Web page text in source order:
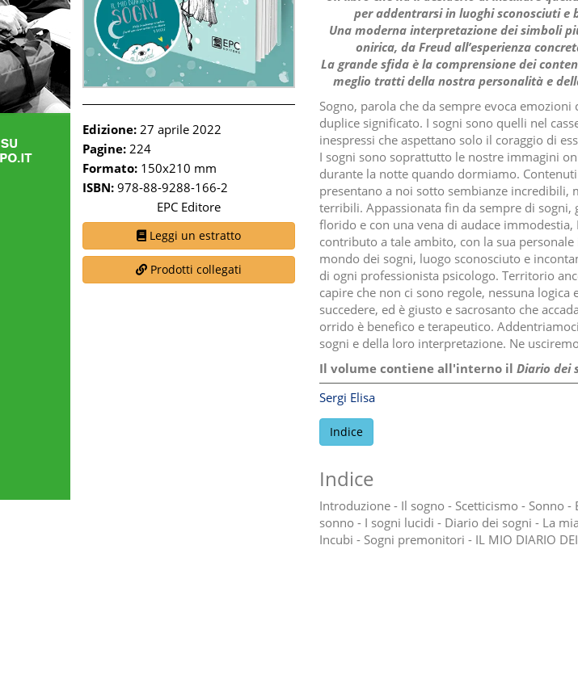
Edizione: 27 aprile 2022
Pagine: 224
Formato: 150x210 mm
ISBN: 978-88-9288-166-2
EPC Editore
Leggi un estratto
Prodotti collegati
per addentrarsi in luoghi sconosciuti e
Una moderna interpretazione dei simboli
onirica, da Freud all’esperienza
La grande sfida è la comprensione dei
meglio tratti della nostra personalità e
Sogno, parola che da sempre evoca
duplice significato. I sogni sono quelli nel
inespressi che aspettano solo il coraggio di
I sogni sono soprattutto le nostre immagini
durante la notte quando dormiamo.
presentano a noi sotto sembianze incredibili,
terribili. Appassionata fin da sempre di sogni,
florido e con una vena di audace
contributo a tale ambito, con la sua
mondo dei sogni, luogo sconosciuto e
di ogni professionista psicologo. Territorio
capire che non ci sono regole, nessuna
succedere, ed è giusto e sacrosanto che
orrido è benefico e terapeutico.
sogni e della loro interpretazione. Ne
Il volume contiene all'interno il Diario dei
Sergi Elisa
Indice
Indice
Introduzione - Il sogno - Scetticismo - Sonno -
sonno - I sogni lucidi - Diario dei sogni - La
Incubi - Sogni premonitori - IL MIO DIARIO